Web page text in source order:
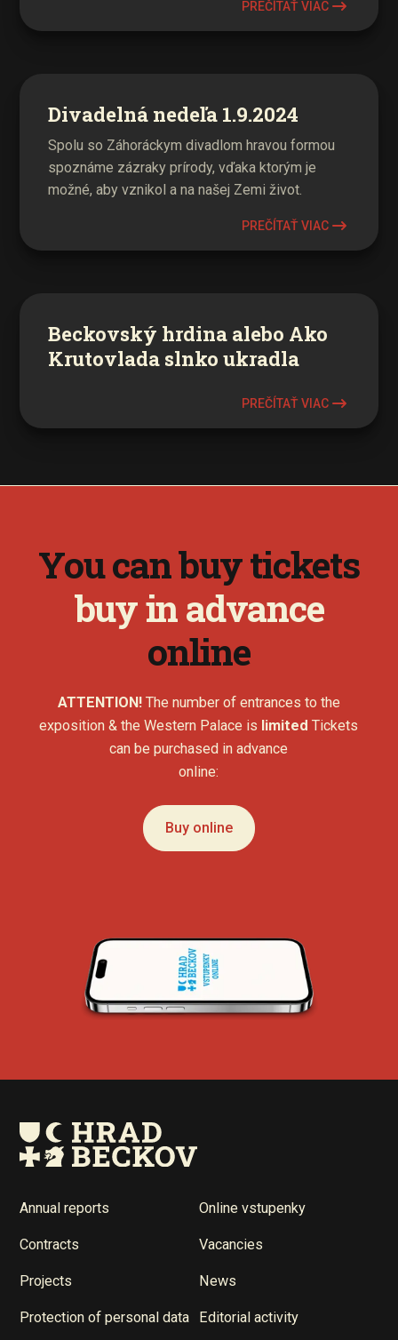
PREČÍTAŤ VIAC
Divadelná nedeľa 1.9.2024
Spolu so Záhoráckym divadlom hravou formou
spoznáme zázraky prírody, vďaka ktorým je
možné, aby vznikol a na našej Zemi život.
PREČÍTAŤ VIAC
Beckovský hrdina alebo Ako
Krutovlada slnko ukradla
PREČÍTAŤ VIAC
You can buy tickets
buy in advance
online
ATTENTION! The number of entrances to the
exposition & the Western Palace is limited Tickets
can be purchased in advance
online:
Buy online
Annual reports Online vstupenky
Contracts Vacancies
Projects News
Protection of personal data Editorial activity